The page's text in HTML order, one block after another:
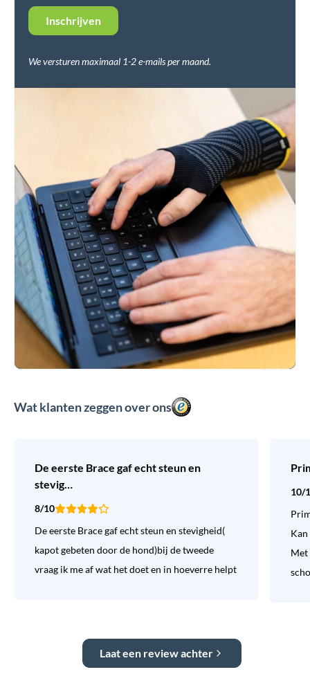
We versturen maximaal 1-2 e-mails per maand.
Wat klanten zeggen over ons
De eerste Brace gaf echt steun en
stevig…
8/10
De eerste Brace gaf echt steun en stevigheid(
kapot gebeten door de hond)bij de tweede
vraag ik me af wat het doet en in hoeverre helpt
10/
Met
Laat een review achter